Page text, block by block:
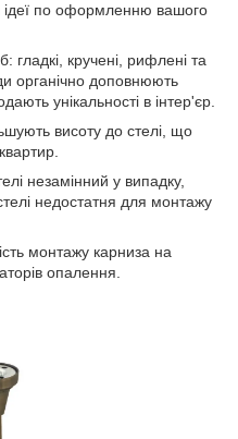
ідеї по оформленню вашого
гладкі, кручені, рифлені та
органічно доповнюють
унікальності в інтер'єр.
висоту до стелі, що
незамінний у випадку,
недостатня для монтажу
монтажу карниза на
опалення.